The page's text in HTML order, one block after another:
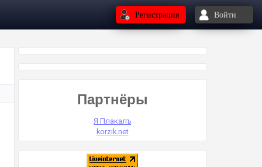
Регистрация Войти
Партнёры
Я Плакалъ
korzik.net